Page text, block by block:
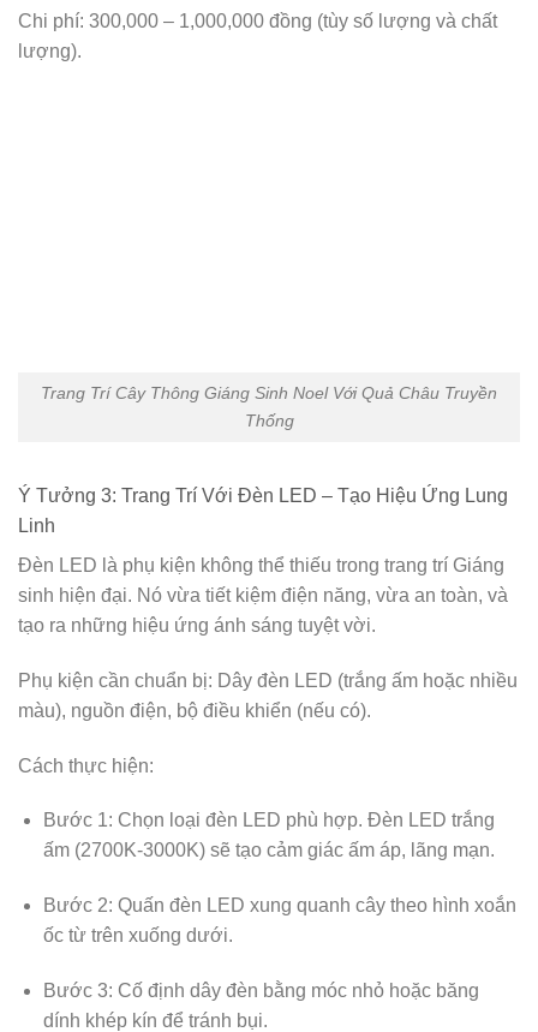
Chi phí: 300,000 – 1,000,000 đồng (tùy số lượng và chất
lượng).
Trang Trí Cây Thông Giáng Sinh Noel Với Quả Châu Truyền
Thống
Ý Tưởng 3: Trang Trí Với Đèn LED – Tạo Hiệu Ứng Lung
Linh
Đèn LED là phụ kiện không thể thiếu trong trang trí Giáng
sinh hiện đại. Nó vừa tiết kiệm điện năng, vừa an toàn, và
tạo ra những hiệu ứng ánh sáng tuyệt vời.
Phụ kiện cần chuẩn bị: Dây đèn LED (trắng ấm hoặc nhiều
màu), nguồn điện, bộ điều khiển (nếu có).
Cách thực hiện:
Bước 1: Chọn loại đèn LED phù hợp. Đèn LED trắng
ấm (2700K-3000K) sẽ tạo cảm giác ấm áp, lãng mạn.
Bước 2: Quấn đèn LED xung quanh cây theo hình xoắn
ốc từ trên xuống dưới.
Bước 3: Cố định dây đèn bằng móc nhỏ hoặc băng
dính khép kín để tránh bụi.